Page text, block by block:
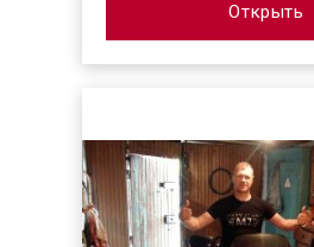
Открыть